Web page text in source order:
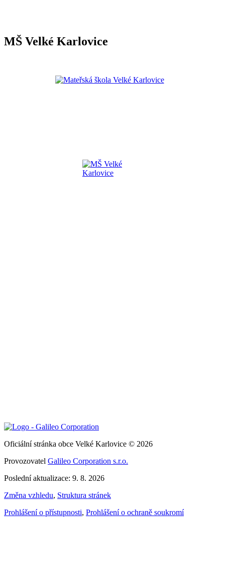
MŠ Velké Karlovice
Oficiální stránka obce Velké Karlovice © 2026
Provozovatel Galileo Corporation s.r.o.
Poslední aktualizace: 9. 8. 2026
Změna vzhledu, Struktura stránek
Prohlášení o přístupnosti, Prohlášení o ochraně soukromí